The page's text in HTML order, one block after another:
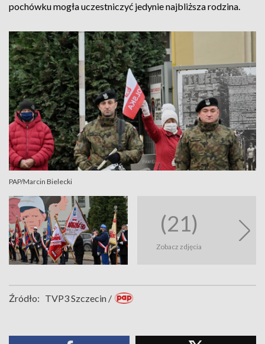
pochówku mogła uczestniczyć jedynie najbliższa rodzina.
PAP/Marcin Bielecki
(21)
Zobacz zdjęcia
Źródło: TVP3 Szczecin /